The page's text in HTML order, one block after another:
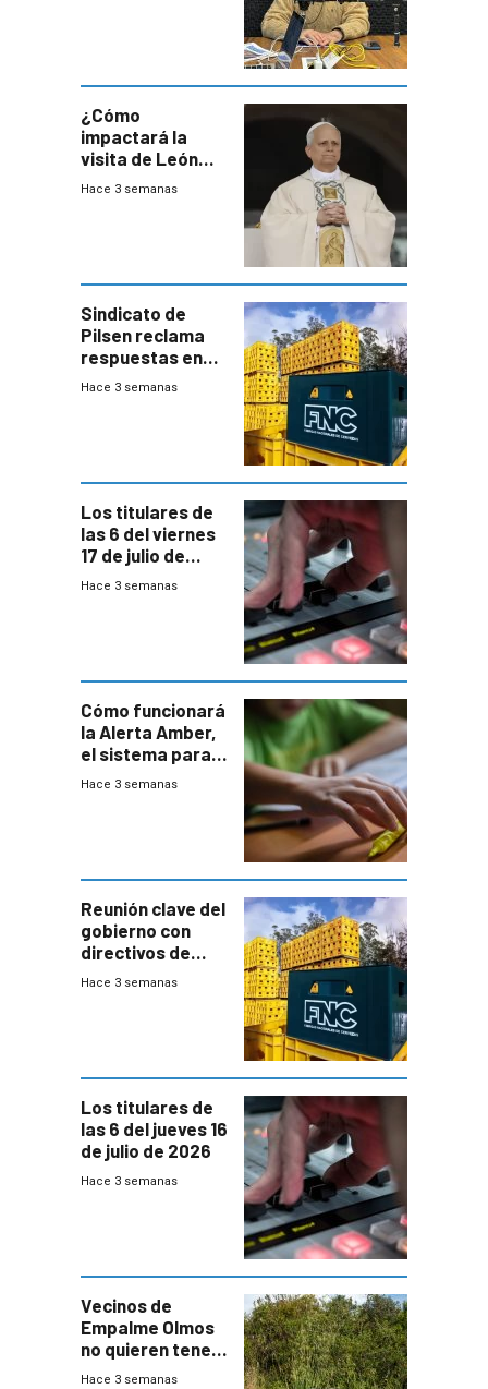
¿Cómo
impactará la
visita de León
XIV a Uruguay?
Hace 3 semanas
Sindicato de
Pilsen reclama
respuestas en
medio de
Hace 3 semanas
Los titulares de
las 6 del viernes
17 de julio de
2026
Hace 3 semanas
Cómo funcionará
la Alerta Amber,
el sistema para
la búsqueda
Hace 3 semanas
Reunión clave del
gobierno con
directivos de
Fábricas
Hace 3 semanas
Los titulares de
las 6 del jueves 16
de julio de 2026
Hace 3 semanas
Vecinos de
Empalme Olmos
no quieren tener
cerca una planta
Hace 3 semanas